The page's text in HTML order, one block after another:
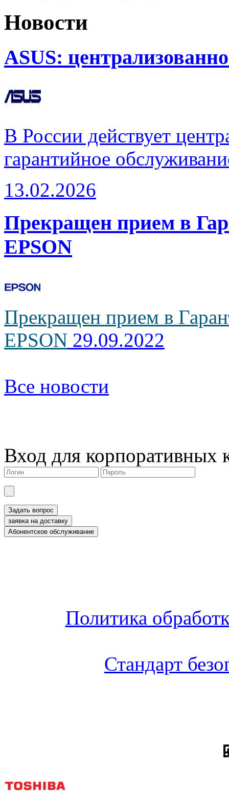
Новости
ASUS:
В России действует
гарантийное
13.02.2026
Прекращен прием в
EPSON
Прекращен прием в
EPSON 29.09.2022
Все новости
Вход для корпоративных
Политика
Стандарт